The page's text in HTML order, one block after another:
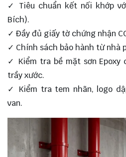
✓ Tiêu chuẩn kết nối khớp
Bích).
✓ Đầy đủ giấy tờ chứng nhận
✓ Chính sách bảo hành từ nhà
✓ Kiểm tra bề mặt sơn Epoxy
trầy xước.
✓ Kiểm tra tem nhãn, logo
van.